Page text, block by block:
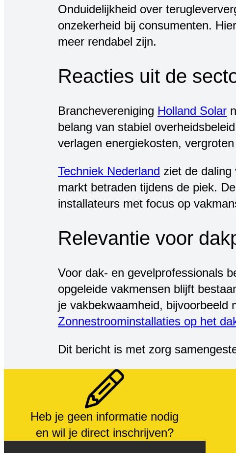
Onduidelijkheid over
onzekerheid bij consumenten.
meer rendabel zijn.
Reacties uit de
Branchevereniging Holland Solar
belang van stabiel
verlagen energiekosten,
Techniek Nederland ziet de daling
markt betraden tijdens de piek.
installateurs met focus op
Relevantie voor
Voor dak- en gevelprofessionals
opgeleide vakmensen blijft
je vakbekwaamheid, bijvoorbeeld
Zonnestroominstallaties op het
Dit bericht is met zorg
Heb je geen informatie nodig
en wil je direct inschrijven?